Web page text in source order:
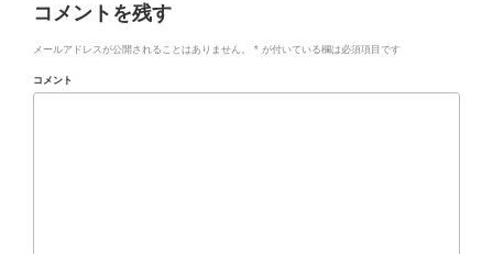
コメントを残す
メールアドレスが公開されることはありません。 * が付いている欄は必須項目です
コメント